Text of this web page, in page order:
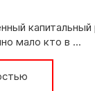
мало кто в ...